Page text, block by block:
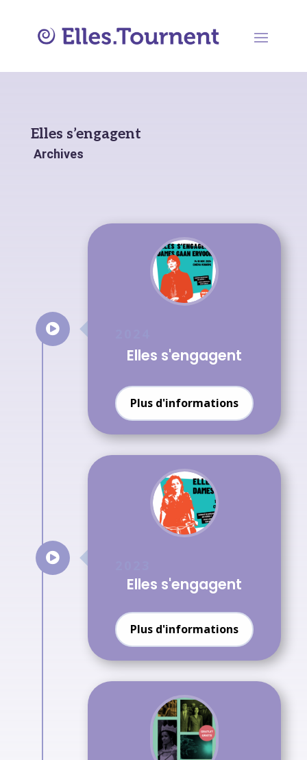
Elles s’engagent
Archives

Elles s'engagent
Plus d'informations

Elles s'engagent
Plus d'informations